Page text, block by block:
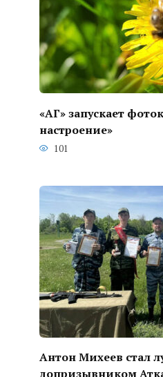
«АГ» запускает
настроение»
101
Антон Михеев стал
допризывником